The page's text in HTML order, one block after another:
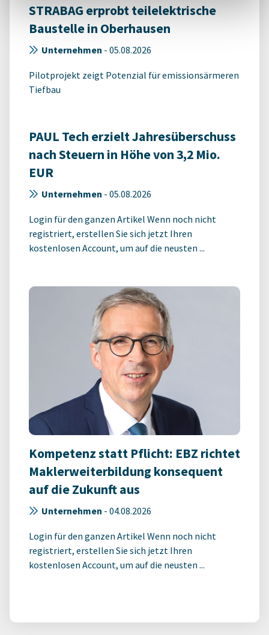
STRABAG erprobt teilelektrische
Baustelle in Oberhausen
Unternehmen - 05.08.2026
Pilotprojekt zeigt Potenzial für emissionsärmeren
Tiefbau
PAUL Tech erzielt Jahresüberschuss
nach Steuern in Höhe von 3,2 Mio.
EUR
Unternehmen - 05.08.2026
Login für den ganzen Artikel Wenn noch nicht
registriert, erstellen Sie sich jetzt Ihren
kostenlosen Account, um auf die neusten ...
Kompetenz statt Pflicht: EBZ richtet
Maklerweiterbildung konsequent
auf die Zukunft aus
Unternehmen - 04.08.2026
Login für den ganzen Artikel Wenn noch nicht
registriert, erstellen Sie sich jetzt Ihren
kostenlosen Account, um auf die neusten ...